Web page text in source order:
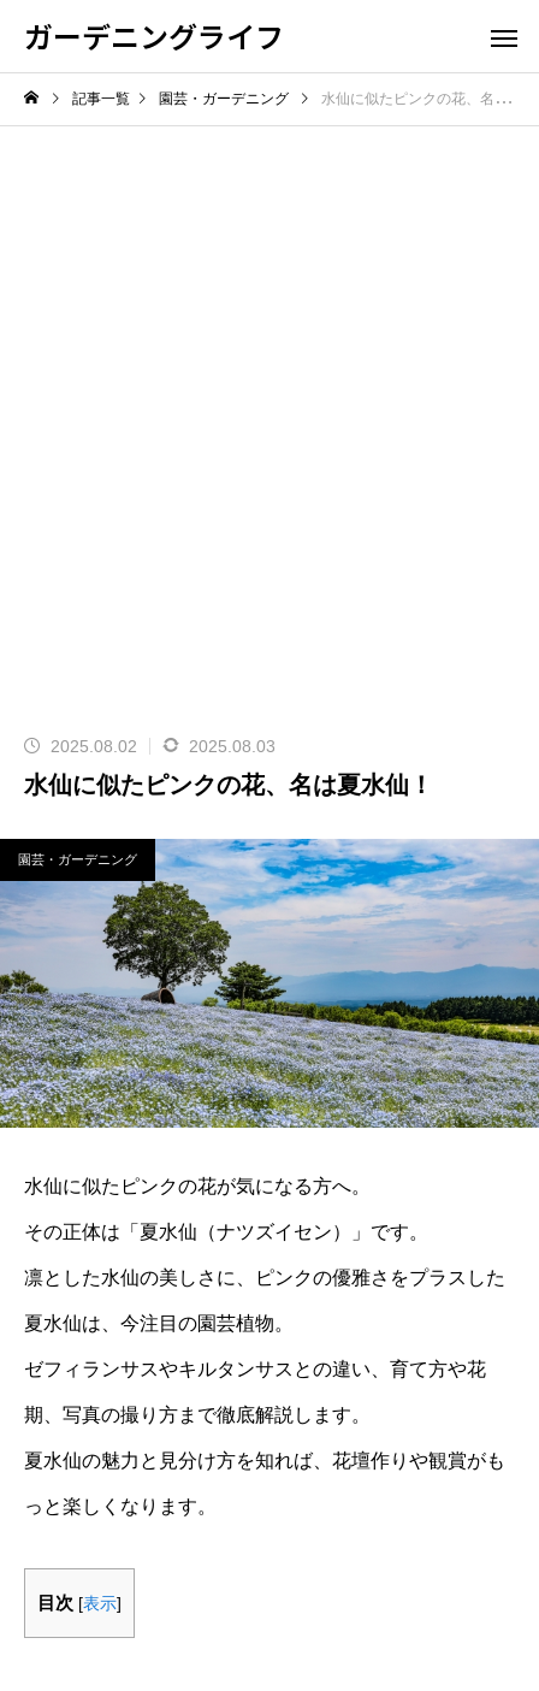
ガーデニングライフ
記事一覧 園芸・ガーデニング 水仙に似たピンクの花、名は夏水仙！
2025.08.02 2025.08.03
水仙に似たピンクの花、名は夏水仙！
園芸・ガーデニング
水仙に似たピンクの花が気になる方へ。
その正体は「夏水仙（ナツズイセン）」です。
凛とした水仙の美しさに、ピンクの優雅さをプラスした
夏水仙は、今注目の園芸植物。
ゼフィランサスやキルタンサスとの違い、育て方や花
期、写真の撮り方まで徹底解説します。
夏水仙の魅力と見分け方を知れば、花壇作りや観賞がも
っと楽しくなります。
目次 [表示]